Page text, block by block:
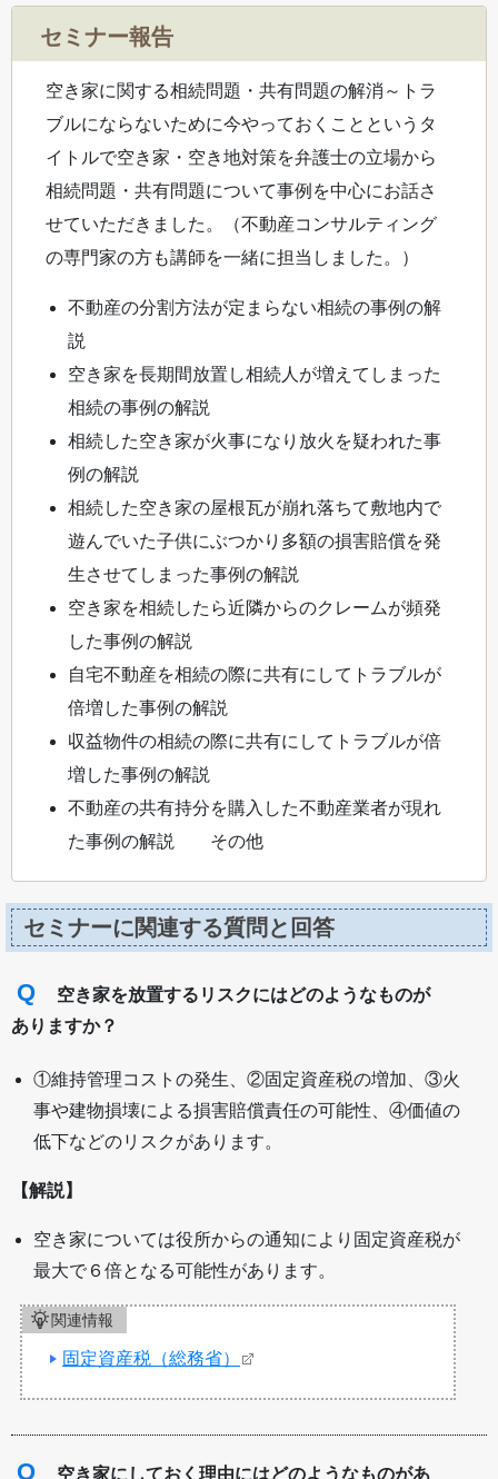
セミナー報告
空き家に関する相続問題・共有問題の解消～トラ
ブルにならないために今やっておくことというタ
イトルで空き家・空き地対策を弁護士の立場から
相続問題・共有問題について事例を中心にお話さ
せていただきました。（不動産コンサルティング
の専門家の方も講師を一緒に担当しました。）
不動産の分割方法が定まらない相続の事例の解
説
空き家を長期間放置し相続人が増えてしまった
相続の事例の解説
相続した空き家が火事になり放火を疑われた事
例の解説
相続した空き家の屋根瓦が崩れ落ちて敷地内で
遊んでいた子供にぶつかり多額の損害賠償を発
生させてしまった事例の解説
空き家を相続したら近隣からのクレームが頻発
した事例の解説
自宅不動産を相続の際に共有にしてトラブルが
倍増した事例の解説
収益物件の相続の際に共有にしてトラブルが倍
増した事例の解説
不動産の共有持分を購入した不動産業者が現れ
た事例の解説 その他
セミナーに関連する質問と回答
Q
空き家を放置するリスクにはどのようなものが
ありますか？
①維持管理コストの発生、②固定資産税の増加、③火
事や建物損壊による損害賠償責任の可能性、④価値の
低下などのリスクがあります。
【解説】
空き家については役所からの通知により固定資産税が
最大で６倍となる可能性があります。
関連情報
固定資産税（総務省）
Q 空き家にしておく理由にはどのようなものがあ